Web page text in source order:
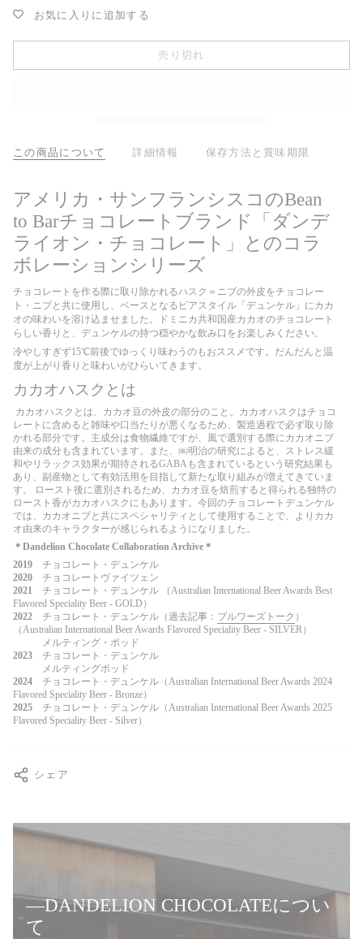
お気に入りに追加する
売り切れ
この商品について 詳細情報 保存方法と賞味期限
アメリカ・サンフランシスコのBean
to Barチョコレートブランド「ダンデ
ライオン・チョコレート」とのコラ
ボレーションシリーズ
チョコレートを作る際に取り除かれるハスク＝ニブの外皮をチョコレー
ト・ニブと共に使用し、ベースとなるビアスタイル「デュンケル」にカカ
オの味わいを溶け込ませました。ドミニカ共和国産カカオのチョコレート
らしい香りと、デュンケルの持つ穏やかな飲み口をお楽しみください。
冷やしすぎず15℃前後でゆっくり味わうのもおススメです。 だんだんと温
度が上がり香りと味わいがひらいてきます。
カカオハスクとは
カカオハスクとは、カカオ豆の外皮の部分のこと。カカオハスクはチョコ
レートに含めると雑味や口当たりが悪くなるため、製造過程で必ず取り除
かれる部分です。主成分は食物繊維ですが、風で選別する際にカカオニブ
由来の成分も含まれています。また、㈱明治の研究によると、ストレス緩
和やリラックス効果が期待されるGABAも含まれているという研究結果も
あり、副産物として有効活用を目指して新たな取り組みが増えてきていま
す。 ロースト後に選別されるため、カカオ豆を焙煎すると得られる独特の
ロースト香がカカオハスクにもあります。今回のチョコレートデュンケル
では、カカオニブと共にスペシャリティとして使用することで、よりカカ
オ由来のキャラクターが感じられるようになりました。
＊Dandelion Chocolate Collaboration Archive＊
2019 チョコレート・デュンケル
2020 チョコレートヴァイツェン
2021 チョコレート・デュンケル （Australian International Beer Awards Best
Flavored Speciality Beer - GOLD）
2022 チョコレート・デュンケル（過去記事： ブルワーズトーク ）
（Australian International Beer Awards Flavored Speciality Beer - SILVER）
メルティング・ポッド
2023 チョコレート・デュンケル
メルティングポッド
2024 チョコレート・デュンケル（Australian International Beer Awards 2024
Flavored Speciality Beer - Bronze）
2025 チョコレート・デュンケル（Australian International Beer Awards 2025
Flavored Speciality Beer - Silver）
シェア
―DANDELION CHOCOLATEについ
て